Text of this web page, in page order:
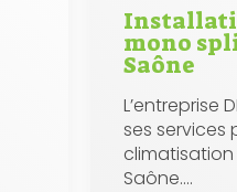
mono
Saône
L’entreprise
ses services
Saône....